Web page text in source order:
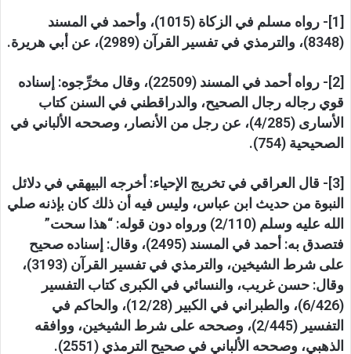
[1]- رواه مسلم في الزكاة (1015)، وأحمد في المسند
(8348)، والترمذي في تفسير القرآن (2989)، عن أبي هريرة.
[2]- رواه أحمد في المسند (22509)، وقال مخرِّجوه: إسناده
قوي رجاله رجال الصحيح، والدراقطني في السنن كتاب
الأسارى (4/285)، عن رجل من الأنصار، وصححه الألباني في
الصحيحية (754).
[3]- قال العراقي في تخريج الإحياء: أخرجه البيهقي في دلائل
النبوة من حديث ابن عباس، وليس فيه أن ذلك كان بإذنه صلي
الله عليه وسلم (2/110) ورواه دون قوله: “هذا سحت”
فتصدق به: أحمد في المسند (2495)، وقال: إسناده صحيح
على شرط الشيخين، والترمذي في تفسير القرآن (3193)،
وقال: حسن غريب، والنسائي في الكبرى كتاب التفسير
(6/426)، والطبراني في الكبير (12/28)، والحاكم في
التفسير (2/445)، وصححه على شرط الشيخين، ووافقه
الذهبي، وصححه الألباني في صحيح الترمذي (2551).